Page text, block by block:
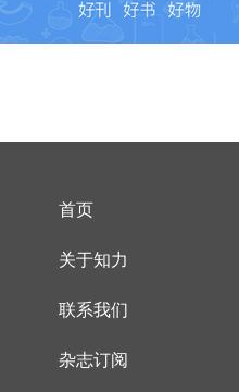
首页
关于知力
联系我们
杂志订阅